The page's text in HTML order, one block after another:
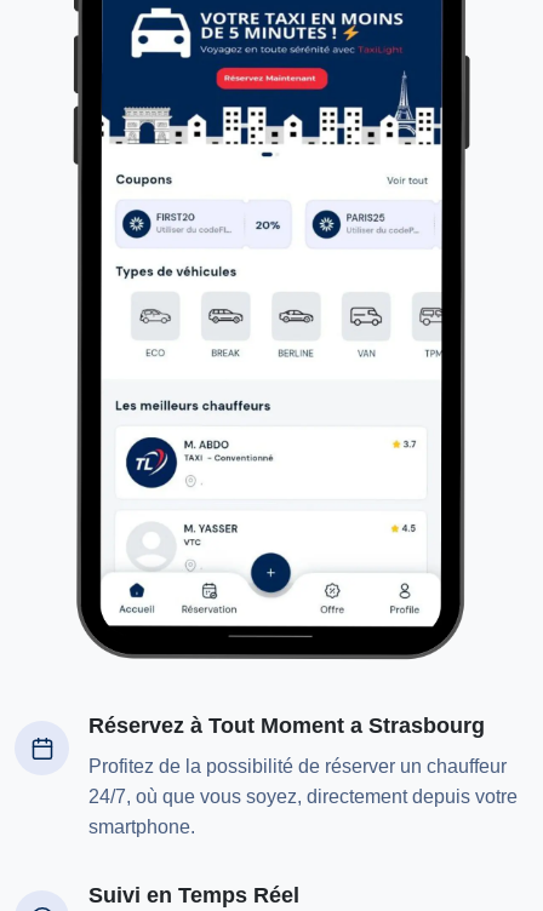
Réservez à Tout Moment a Strasbourg
Profitez de la possibilité de réserver un chauffeur
24/7, où que vous soyez, directement depuis votre
smartphone.
Suivi en Temps Réel